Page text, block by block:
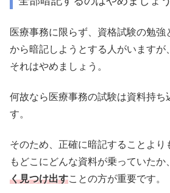
医療事務に限らず、資格試験の勉強
から暗記しようとする人がいますが
それはやめましょう。
何故なら医療事務の試験は資料持ち
す。
そのため、正確に暗記することより
もどこにどんな資料が乗っていたか、
く見つけ出すことの方が重要です。